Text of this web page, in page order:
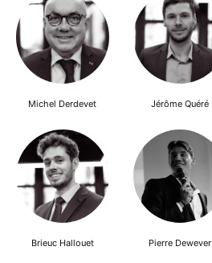
Michel Derdevet Jérôme Quéré
Brieuc Hallouet Pierre Dewever